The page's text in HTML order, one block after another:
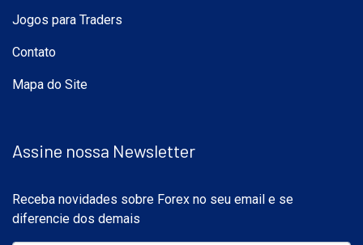
Jogos para Traders
Contato
Mapa do Site
Assine nossa Newsletter
Receba novidades sobre Forex no seu email e se
diferencie dos demais